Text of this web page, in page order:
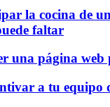
la cocina de
faltar
una página web
a tu equipo